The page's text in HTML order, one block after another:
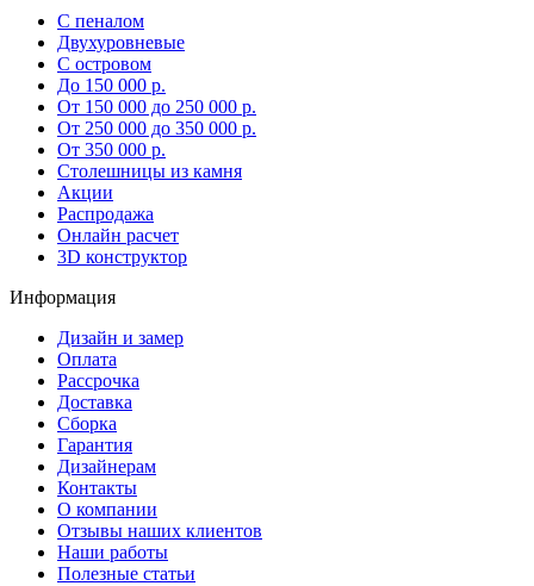
С пеналом
Двухуровневые
С островом
До 150 000 р.
От 150 000 до 250 000 р.
От 250 000 до 350 000 р.
От 350 000 р.
Столешницы из камня
Акции
Распродажа
Онлайн расчет
3D конструктор
Информация
Дизайн и замер
Оплата
Рассрочка
Доставка
Сборка
Гарантия
Дизайнерам
Контакты
О компании
Отзывы наших клиентов
Наши работы
Полезные статьи